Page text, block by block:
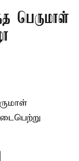
பெருமாள்